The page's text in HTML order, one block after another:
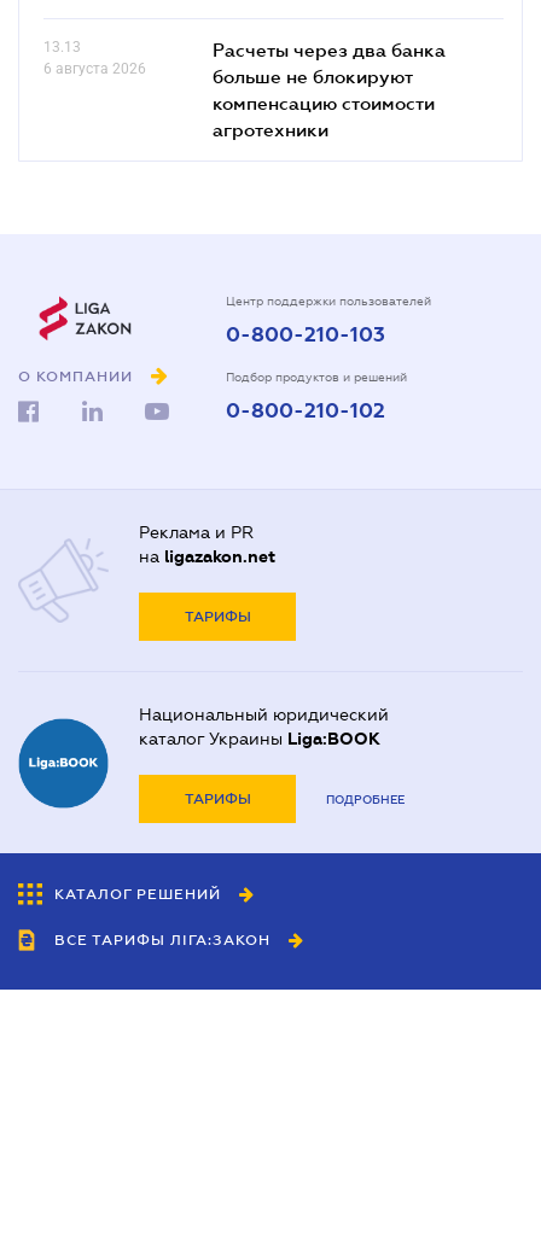
13.13
6 августа 2026
Расчеты через два банка
больше не блокируют
компенсацию стоимости
агротехники
О КОМПАНИИ
Центр поддержки пользователей
0-800-210-103
Подбор продуктов и решений
0-800-210-102
Реклама и PR
на ligazakon.net
ТАРИФЫ
Национальный юридический
каталог Украины Liga:BOOK
ТАРИФЫ ПОДРОБНЕЕ
КАТАЛОГ РЕШЕНИЙ
ВСЕ ТАРИФЫ ЛІГА:ЗАКОН